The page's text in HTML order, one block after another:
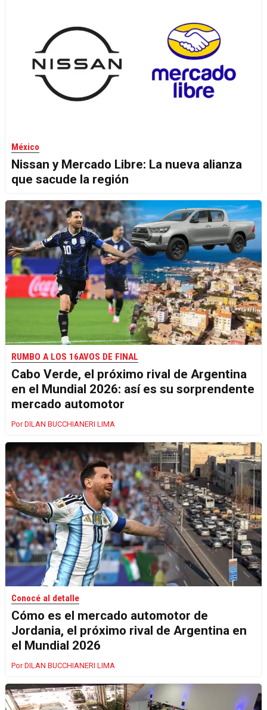
México
Nissan y Mercado Libre: La nueva alianza
que sacude la región
RUMBO A LOS 16AVOS DE FINAL
Cabo Verde, el próximo rival de Argentina
en el Mundial 2026: así es su sorprendente
mercado automotor
DILAN BUCCHIANERI LIMA
Conocé al detalle
Cómo es el mercado automotor de
Jordania, el próximo rival de Argentina en
el Mundial 2026
DILAN BUCCHIANERI LIMA